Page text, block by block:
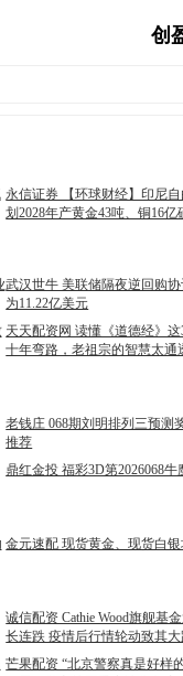
创
永信证券 【环球财经】印尼
划2028年产黄金43吨、铜16亿
武汉世牛 美联储隔夜逆回购
为11.22亿美元
天天配资网 读懂《道德经》
十年弯路，老祖宗的智慧太通
老钱庄 068期刘明排列三预测
推荐
鼎红金投 福彩3D第2026068牛
金元速配 现货黄金、现货白
诚信配资 Cathie Wood旗舰基
长连跌 疫情后行情轮动致其
芒果配资 “北京警察真是好样